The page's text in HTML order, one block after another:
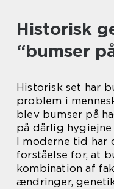
Historisk
“bumser
Historisk set har
problem i
blev bumser på
på dårlig
I moderne tid har
forståelse for, at
kombination af
ændringer,